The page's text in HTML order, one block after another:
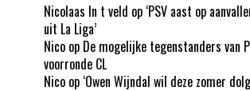
Nicolaas In t veld op ‘PSV aast op
uit La Liga’
Nico op De mogelijke tegenstanders van
voorronde CL
Nico op ‘Owen Wijndal wil deze zomer